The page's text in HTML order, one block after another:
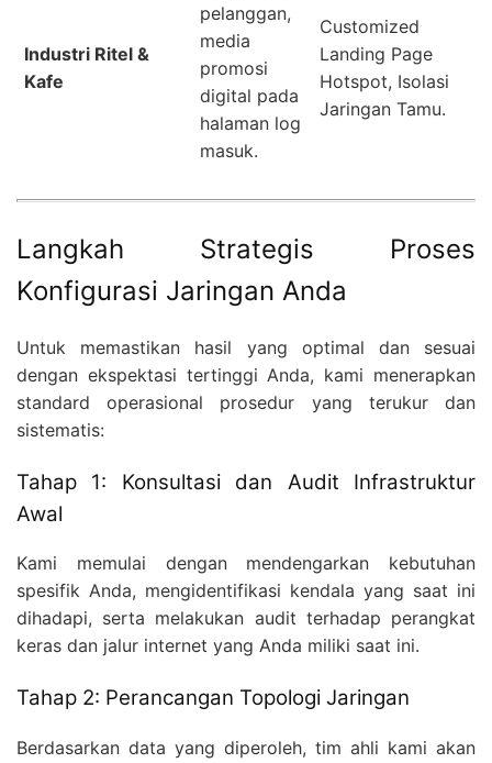
Industri Ritel &
Kafe
pelanggan,
media
promosi
digital pada
halaman log
masuk.
Customized
Landing Page
Hotspot, Isolasi
Jaringan Tamu.
Langkah Strategis Proses
Konfigurasi Jaringan Anda
Untuk memastikan hasil yang optimal dan sesuai
dengan ekspektasi tertinggi Anda, kami menerapkan
standard operasional prosedur yang terukur dan
sistematis:
Tahap 1: Konsultasi dan Audit Infrastruktur
Awal
Kami memulai dengan mendengarkan kebutuhan
spesifik Anda, mengidentifikasi kendala yang saat ini
dihadapi, serta melakukan audit terhadap perangkat
keras dan jalur internet yang Anda miliki saat ini.
Tahap 2: Perancangan Topologi Jaringan
Berdasarkan data yang diperoleh, tim ahli kami akan